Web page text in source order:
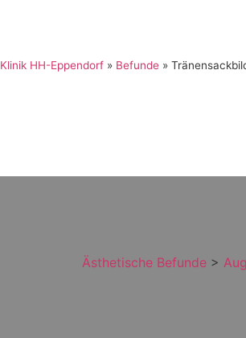
Klinik HH-Eppendorf » Befunde »
Ästhetische Befunde >